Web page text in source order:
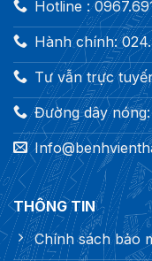
Hotline :
Hành chính:
Tư vẫn trực
Đường dây
THÔNG TIN
Chính sách bảo